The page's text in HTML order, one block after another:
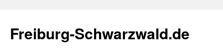
springen
Freiburg-Schwarzwald.de